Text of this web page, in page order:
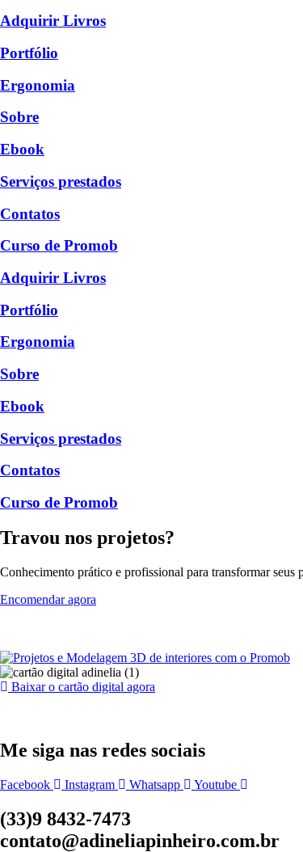
Adquirir Livros
Portfólio
Ergonomia
Sobre
Ebook
Serviços prestados
Contatos
Curso de Promob
Adquirir Livros
Portfólio
Ergonomia
Sobre
Ebook
Serviços prestados
Contatos
Curso de Promob
Travou nos projetos?
Conhecimento prático e profissional para transformar seus
Encomendar agora
Baixar o cartão digital agora
Me siga nas redes sociais
Facebook Instagram Whatsapp Youtube
(33)9 8432-7473
contato@adineliapinheiro.com.br